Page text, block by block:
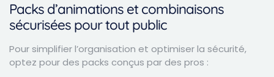
Packs d’animations et combinaisons
sécurisées pour tout public
Pour simplifier l’organisation et optimiser la sécurité,
optez pour des packs conçus par des pros :